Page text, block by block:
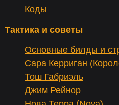
Коды
Тактика и советы
Основные билды и
Сара Керриган
Тош Габриэль
Джим Рейнор